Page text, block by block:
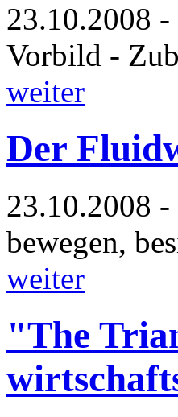
23.10.2008
Vorbild -
weiter
Der
23.10.2008
bewegen,
weiter
"The